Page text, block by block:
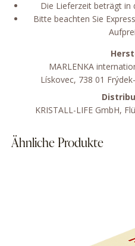
Die Lieferzeit beträgt in
Bitte beachten Sie
MARLENKA
Lískovec, 738 01
KRISTALL-LIFE GmbH,
Ähnliche Produkte